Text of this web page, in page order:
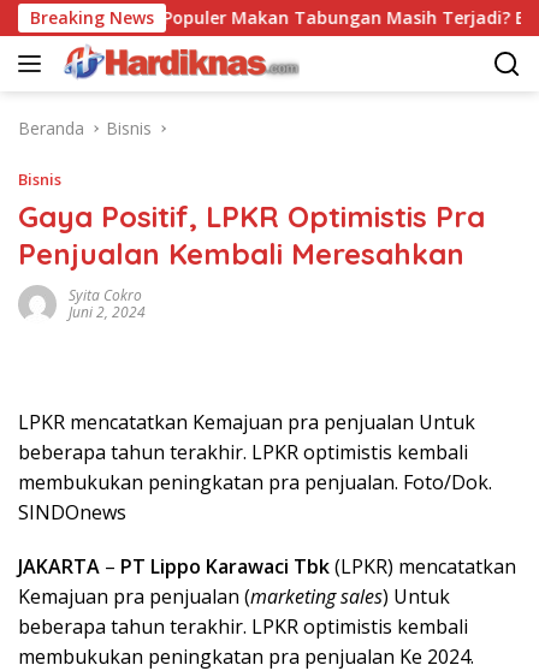
Langsung
ke
konten
Breaking News
Trend Populer Makan Tabungan Masih Terjadi?
Beranda Bisnis
Bisnis
Gaya Positif, LPKR Optimistis Pra
Penjualan Kembali Meresahkan
Syita Cokro
Juni 2, 2024
LPKR mencatatkan Kemajuan pra penjualan Untuk
beberapa tahun terakhir. LPKR optimistis kembali
membukukan peningkatan pra penjualan. Foto/Dok.
SINDOnews
JAKARTA – PT Lippo Karawaci Tbk(LPKR) mencatatkan
Kemajuan pra penjualan (marketing sales) Untuk
beberapa tahun terakhir. LPKR optimistis kembali
membukukan peningkatan pra penjualan Ke 2024.